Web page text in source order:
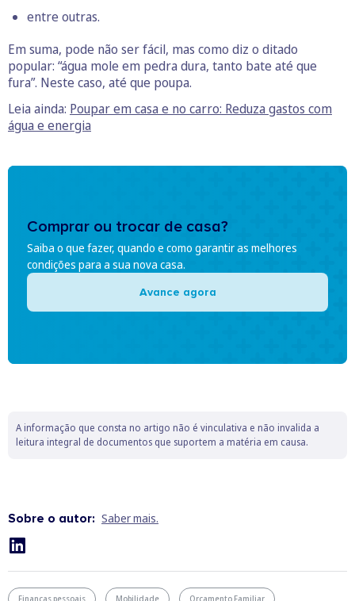
entre outras.
Em suma, pode não ser fácil, mas como diz o ditado
popular: “água mole em pedra dura, tanto bate até que
fura”. Neste caso, até que poupa.
Leia ainda: Poupar em casa e no carro: Reduza gastos com
água e energia
Comprar ou trocar de casa?
Saiba o que fazer, quando e como garantir as melhores
condições para a sua nova casa.
Avance agora
A informação que consta no artigo não é vinculativa e não invalida a
leitura integral de documentos que suportem a matéria em causa.
Sobre o autor: Saber mais.
Finanças pessoais Mobilidade Orçamento Familiar